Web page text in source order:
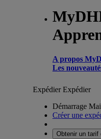
A propos
Les
ExpédierExpédier
Démarrage
Créer une
Obtenir un tarif